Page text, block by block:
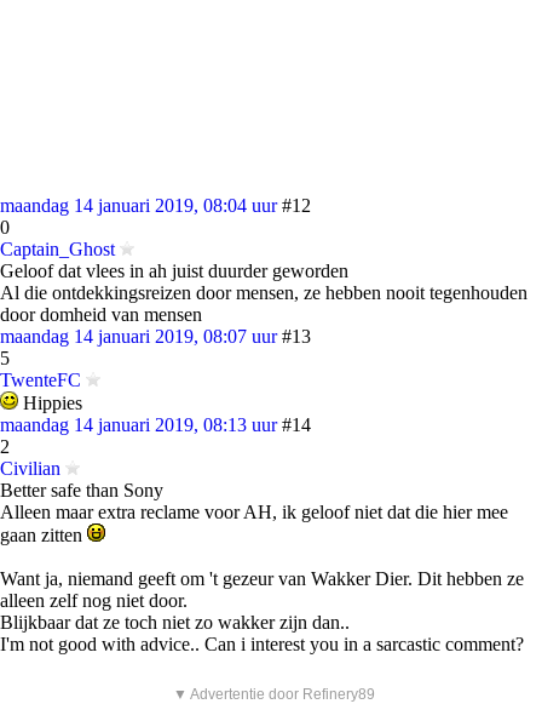
maandag 14 januari 2019, 08:04 uur #12
0
Captain_Ghost
Geloof dat vlees in ah juist duurder geworden
Al die ontdekkingsreizen door mensen, ze hebben nooit tegenhouden
door domheid van mensen
maandag 14 januari 2019, 08:07 uur #13
5
TwenteFC
Hippies
maandag 14 januari 2019, 08:13 uur #14
2
Civilian
Better safe than Sony
Alleen maar extra reclame voor AH, ik geloof niet dat die hier mee
gaan zitten
Want ja, niemand geeft om 't gezeur van Wakker Dier. Dit hebben ze
alleen zelf nog niet door.
Blijkbaar dat ze toch niet zo wakker zijn dan..
I'm not good with advice.. Can i interest you in a sarcastic comment?
▼ Advertentie door Refinery89